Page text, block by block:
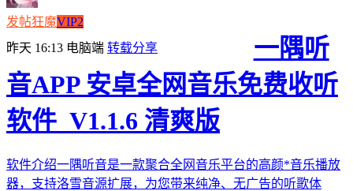
发帖狂魔VIP2
昨天 16:13 电脑端 转载分享
一隅听
音APP 安卓全网音乐免费收听
软件_V1.1.6 清爽版
软件介绍一隅听音是一款聚合全网音乐平台的高颜*音乐播放
器，支持洛雪音源扩展，为您带来纯净、无广告的听歌体